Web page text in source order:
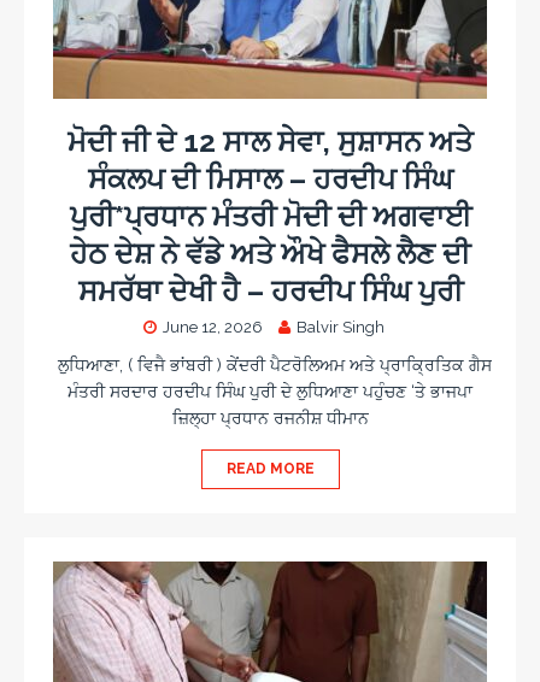
ਮੋਦੀ ਜੀ ਦੇ 12 ਸਾਲ ਸੇਵਾ, ਸੁਸ਼ਾਸਨ ਅਤੇ
ਸੰਕਲਪ ਦੀ ਮਿਸਾਲ – ਹਰਦੀਪ ਸਿੰਘ
ਪੁਰੀ*ਪ੍ਰਧਾਨ ਮੰਤਰੀ ਮੋਦੀ ਦੀ ਅਗਵਾਈ
ਹੇਠ ਦੇਸ਼ ਨੇ ਵੱਡੇ ਅਤੇ ਔਖੇ ਫੈਸਲੇ ਲੈਣ ਦੀ
ਸਮਰੱਥਾ ਦੇਖੀ ਹੈ – ਹਰਦੀਪ ਸਿੰਘ ਪੁਰੀ
June 12, 2026 Balvir Singh
ਲੁਧਿਆਣਾ, ( ਵਿਜੈ ਭਾਂਬਰੀ ) ਕੇਂਦਰੀ ਪੈਟਰੋਲਿਅਮ ਅਤੇ ਪ੍ਰਾਕ੍ਰਿਤਿਕ ਗੈਸ
ਮੰਤਰੀ ਸਰਦਾਰ ਹਰਦੀਪ ਸਿੰਘ ਪੁਰੀ ਦੇ ਲੁਧਿਆਣਾ ਪਹੁੰਚਣ ‘ਤੇ ਭਾਜਪਾ
ਜ਼ਿਲ੍ਹਾ ਪ੍ਰਧਾਨ ਰਜਨੀਸ਼ ਧੀਮਾਨ
READ MORE